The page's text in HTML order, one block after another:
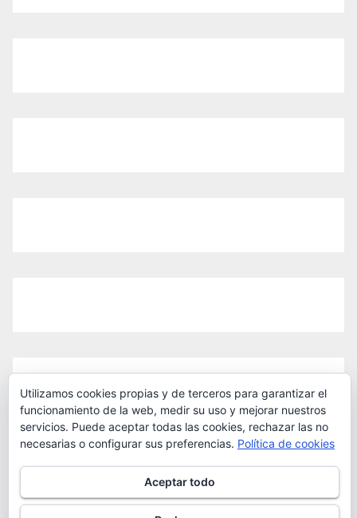
Utilizamos cookies propias y de terceros para garantizar el
funcionamiento de la web, medir su uso y mejorar nuestros
servicios. Puede aceptar todas las cookies, rechazar las no
necesarias o configurar sus preferencias. Política de cookies
Aceptar todo